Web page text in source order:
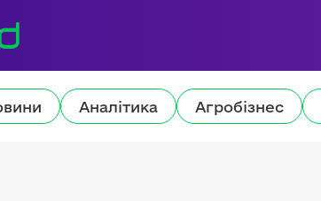
Аналітика Агробізнес